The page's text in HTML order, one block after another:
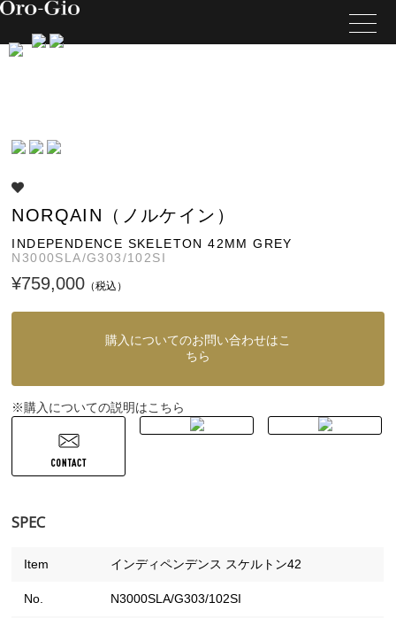
NORQAIN（ノルケイン）
INDEPENDENCE SKELETON 42MM GREY
N3000SLA/G303/102SI
¥759,000 （税込）
購入についてのお問い合わせはこ
ちら
※購入についての説明はこちら
SPEC
Item インディペンデンス スケルトン42
No. N3000SLA/G303/102SI